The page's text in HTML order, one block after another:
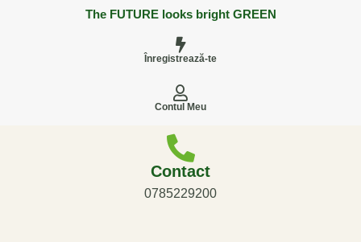
The FUTURE looks bright GREEN
Înregistrează-te
Contul Meu
Contact
0785229200